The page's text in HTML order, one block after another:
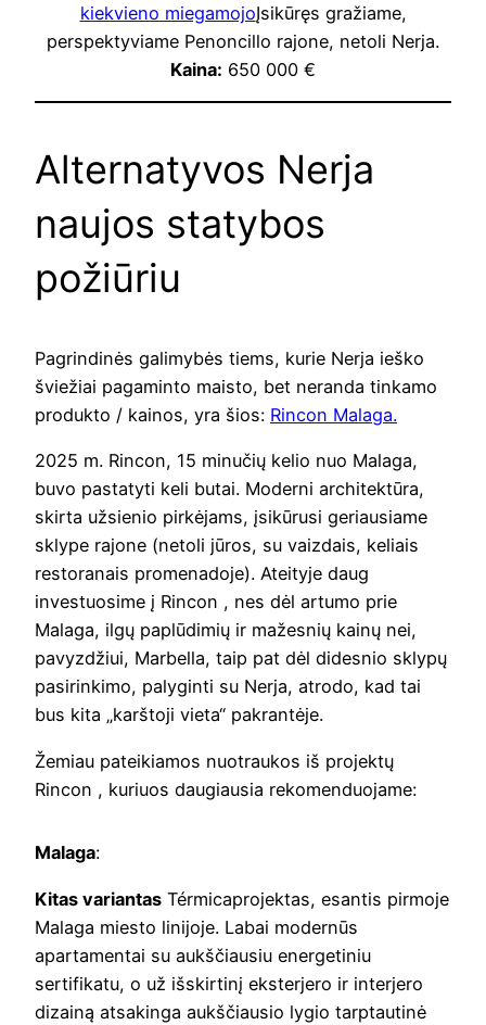
kiekvieno miegamojoĮsikūręs gražiame,
perspektyviame Penoncillo rajone, netoli Nerja.
Kaina: 650 000 €
Alternatyvos Nerja
naujos statybos
požiūriu
Pagrindinės galimybės tiems, kurie Nerja ieško
šviežiai pagaminto maisto, bet neranda tinkamo
produkto / kainos, yra šios: Rincon Malaga.
2025 m. Rincon, 15 minučių kelio nuo Malaga,
buvo pastatyti keli butai. Moderni architektūra,
skirta užsienio pirkėjams, įsikūrusi geriausiame
sklype rajone (netoli jūros, su vaizdais, keliais
restoranais promenadoje). Ateityje daug
investuosime į Rincon , nes dėl artumo prie
Malaga, ilgų paplūdimių ir mažesnių kainų nei,
pavyzdžiui, Marbella, taip pat dėl ​​didesnio sklypų
pasirinkimo, palyginti su Nerja, atrodo, kad tai
bus kita „karštoji vieta“ pakrantėje.
Žemiau pateikiamos nuotraukos iš projektų
Rincon , kuriuos daugiausia rekomenduojame:
Malaga:
Kitas variantas Térmicaprojektas, esantis pirmoje
Malaga miesto linijoje. Labai modernūs
apartamentai su aukščiausiu energetiniu
sertifikatu, o už išskirtinį eksterjero ir interjero
dizainą atsakinga aukščiausio lygio tarptautinė